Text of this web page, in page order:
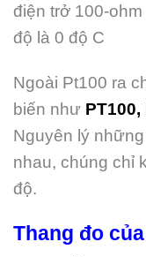
điện trở 100-
độ là 0 độ C
Ngoài Pt100 ra
biến như
Nguyên lý
nhau, chúng chỉ
độ.
Thang đo